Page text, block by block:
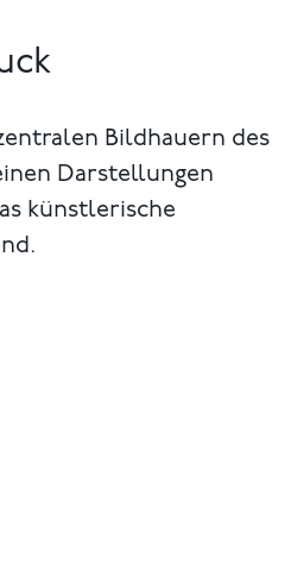
Bildhauern des
Darstellungen
künstlerische